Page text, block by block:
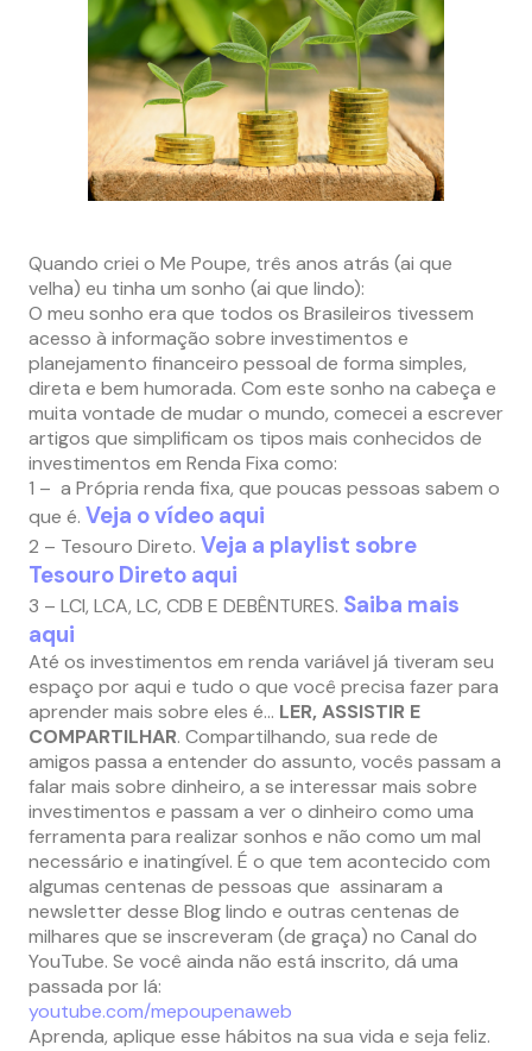
Quando criei o Me Poupe, três anos atrás (ai que
velha) eu tinha um sonho (ai que lindo):
O meu sonho era que todos os Brasileiros tivessem
acesso à informação sobre investimentos e
planejamento financeiro pessoal de forma simples,
direta e bem humorada. Com este sonho na cabeça e
muita vontade de mudar o mundo, comecei a escrever
artigos que simplificam os tipos mais conhecidos de
investimentos em Renda Fixa como:
1 – a Própria renda fixa, que poucas pessoas sabem o
que é. Veja o vídeo aqui
2 – Tesouro Direto. Veja a playlist sobre
Tesouro Direto aqui
3 – LCI, LCA, LC, CDB E DEBÊNTURES. Saiba mais
aqui
Até os investimentos em renda variável já tiveram seu
espaço por aqui e tudo o que você precisa fazer para
aprender mais sobre eles é… LER, ASSISTIR E
COMPARTILHAR. Compartilhando, sua rede de
amigos passa a entender do assunto, vocês passam a
falar mais sobre dinheiro, a se interessar mais sobre
investimentos e passam a ver o dinheiro como uma
ferramenta para realizar sonhos e não como um mal
necessário e inatingível. É o que tem acontecido com
algumas centenas de pessoas que assinaram a
newsletter desse Blog lindo e outras centenas de
milhares que se inscreveram (de graça) no Canal do
YouTube. Se você ainda não está inscrito, dá uma
passada por lá:
youtube.com/mepoupenaweb
Aprenda, aplique esse hábitos na sua vida e seja feliz.